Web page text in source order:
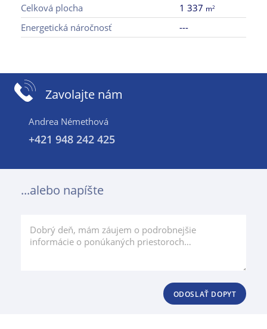
Celková plocha
1 337 m2
Energetická náročnosť ---
Zavolajte nám
Andrea Némethová
+421 948 242 425
...alebo napíšte